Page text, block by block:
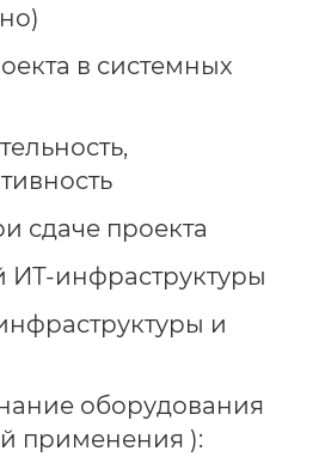
в системных
сдаче проекта
инфраструктуры
и
оборудования
применения ):